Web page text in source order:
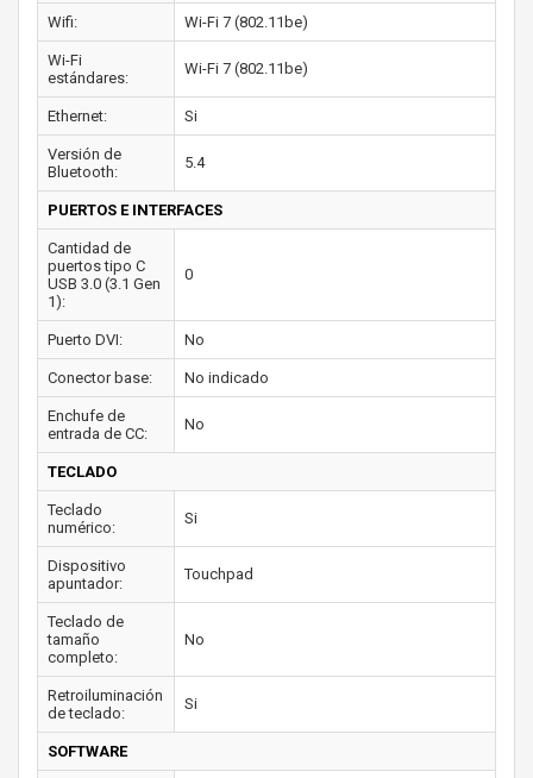
Wifi: Wi-Fi 7 (802.11be)
Wi-Fi
estándares:
Wi-Fi 7 (802.11be)
Ethernet: Si
Versión de
Bluetooth:
5.4
PUERTOS E INTERFACES
Cantidad de
puertos tipo C
USB 3.0 (3.1 Gen
1):
0
Puerto DVI: No
Conector base: No indicado
Enchufe de
entrada de CC:
No
TECLADO
Teclado
numérico:
Si
Dispositivo
apuntador:
Touchpad
Teclado de
tamaño
completo:
No
Retroiluminación
de teclado:
Si
SOFTWARE